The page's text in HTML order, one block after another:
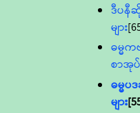
ဒီပနီ
များ
ဓမ္မက
စာအုပ်
ဓမ္မ
များ